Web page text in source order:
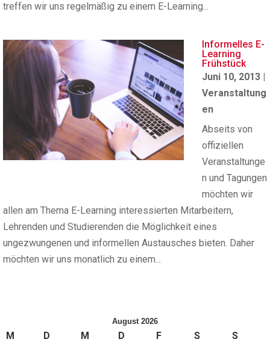
treffen wir uns regelmäßig zu einem E-Learning...
Informelles E-
Learning
Frühstück
Juni 10, 2013 |
Veranstaltung
en
Abseits von
offiziellen
Veranstaltunge
n und Tagungen
möchten wir
allen am Thema E-Learning interessierten Mitarbeitern,
Lehrenden und Studierenden die Möglichkeit eines
ungezwungenen und informellen Austausches bieten. Daher
möchten wir uns monatlich zu einem...
August 2026
M D M D F S
S